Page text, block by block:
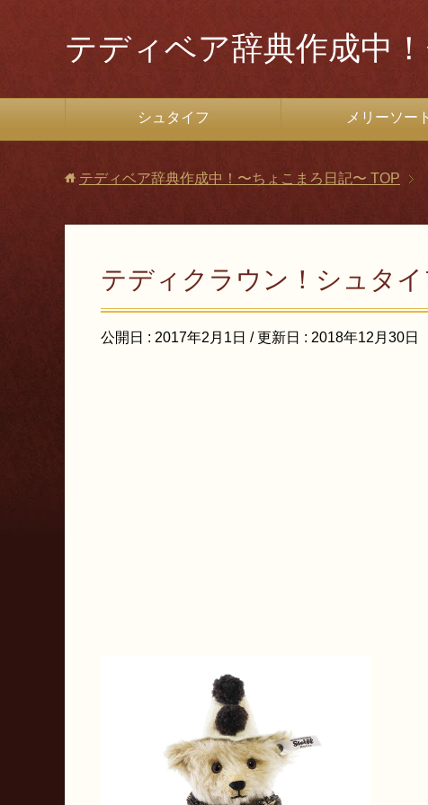
テディベア辞典作成中
シュタイフ メリーソート
テディベア辞典作成中！〜ちょこまろ日記〜 TOP
テディクラウン！シュタイ
公開日 : 2017年2月1日 / 更新日 : 2018年12月30日